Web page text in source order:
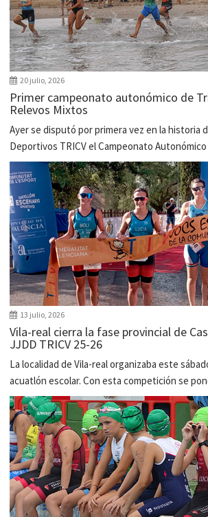
20 julio, 2026
Primer campeonato autonómico de
Relevos Mixtos
Ayer se disputó por primera vez en la historia
Deportivos TRICV el Campeonato
13 julio, 2026
Vila-real cierra la fase provincial de
JJDD TRICV 25-26
La localidad de Vila-real organizaba este
acuatlón escolar. Con esta competición se